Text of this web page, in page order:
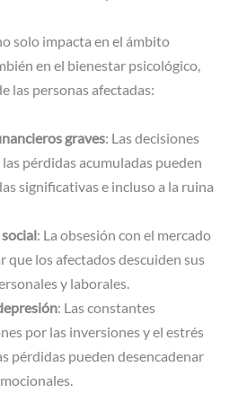
solo impacta en el ámbito
en el bienestar psicológico,
las personas afectadas:
graves: Las decisiones
pérdidas acumuladas pueden
significativas e incluso a la ruina
: La obsesión con el mercado
que los afectados descuiden sus
y laborales.
: Las constantes
por las inversiones y el estrés
pérdidas pueden desencadenar